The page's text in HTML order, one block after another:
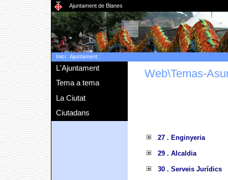
Ajuntament de Blanes
Inici: Ajuntament:
L'Ajuntament
Tema a tema
La Ciutat
Ciutadans
Web\Temas-
27 . Enginyeria
29 . Alcaldia
30 . Serveis Jurídics